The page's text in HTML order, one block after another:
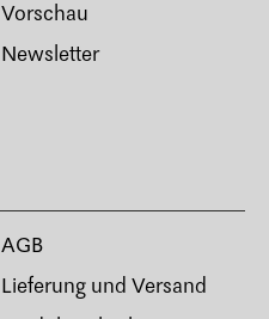
Vorschau
Newsletter
AGB
Lieferung und Versand